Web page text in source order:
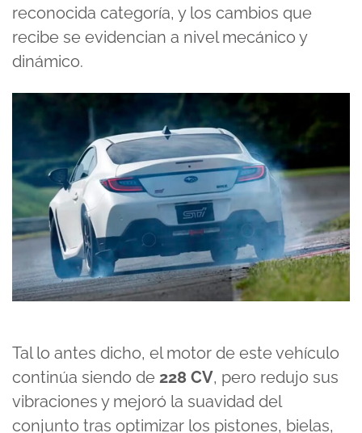
reconocida categoría, y los cambios que
recibe se evidencian a nivel mecánico y
dinámico.
Tal lo antes dicho, el motor de este vehículo
continúa siendo de 228 CV, pero redujo sus
vibraciones y mejoró la suavidad del
conjunto tras optimizar los pistones, bielas,